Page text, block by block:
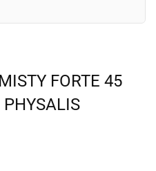
FORTE 45